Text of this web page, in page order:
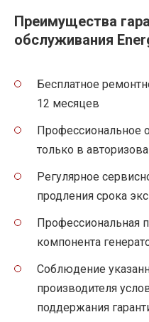
Преимущества
обслуживания
Бесплатное
12 месяцев
Профессиональное
только в
Регулярное
продления срока
Профессиональная
компонента
Соблюдение
производителя
поддержания